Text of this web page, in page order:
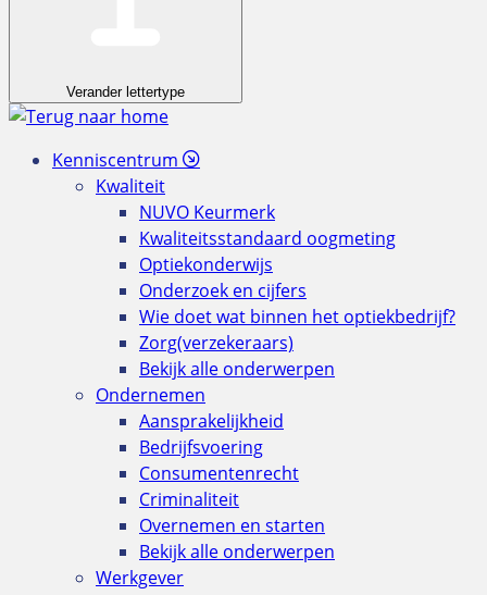
Verander lettertype
Kenniscentrum
Kwaliteit
NUVO Keurmerk
Kwaliteitsstandaard oogmeting
Optiekonderwijs
Onderzoek en cijfers
Wie doet wat binnen het optiekbedrijf?
Zorg(verzekeraars)
Bekijk alle onderwerpen
Ondernemen
Aansprakelijkheid
Bedrijfsvoering
Consumentenrecht
Criminaliteit
Overnemen en starten
Bekijk alle onderwerpen
Werkgever